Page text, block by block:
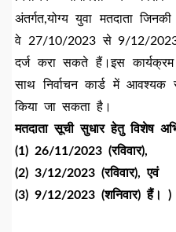
अंतर्गत,योग्य युवा मतदाता
वे 27/10/2023 से 9/12/2023
दर्ज करा सकते हैं।इस
साथ निर्वाचन कार्ड में
किया जा सकता है।
मतदाता सूची सुधार हेतु विशेष
(1) 26/11/2023 (रविवार),
(2) 3/12/2023 (रविवार),एवं
(3) 9/12/2023 (शनिवार)हैं।